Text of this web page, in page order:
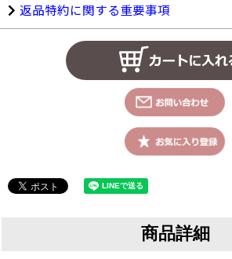
返品特約に関する重要事項
商品詳細